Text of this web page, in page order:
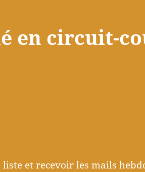
en circuit-
et recevoir les mails